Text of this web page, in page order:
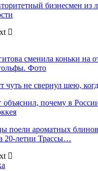
бизнесмен из
сменила коньки на
Фото
чуть не свернул шею,
объяснил, почему в
поели ароматных
20-летии Трассы…